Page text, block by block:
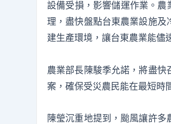
設備受損，影響儲運作業。
理，盡快盤點台東農業設施及
建生產環境，讓台東農業能儘
農業部長陳駿季允諾，將盡
案，確保受災農民能在最短時
陳瑩沉重地提到，颱風讓許